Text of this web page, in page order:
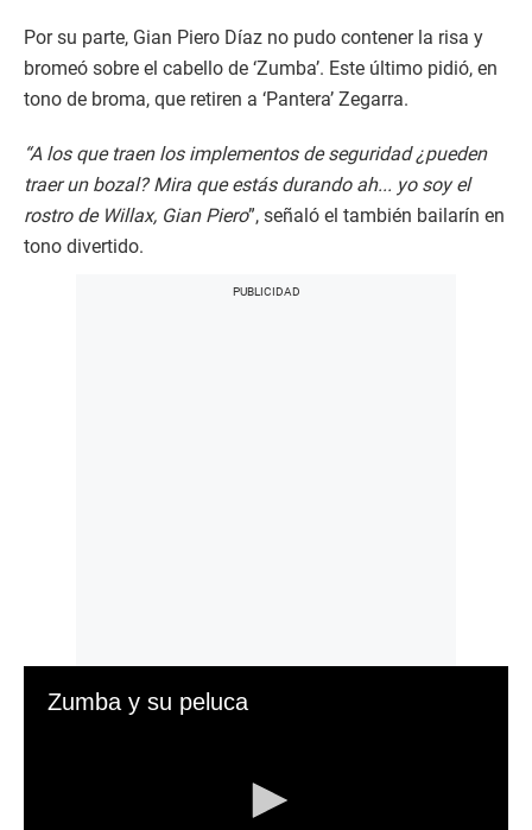
Por su parte, Gian Piero Díaz no pudo contener la risa y
bromeó sobre el cabello de ‘Zumba’. Este último pidió, en
tono de broma, que retiren a ‘Pantera’ Zegarra.
“A los que traen los implementos de seguridad ¿pueden
traer un bozal? Mira que estás durando ah... yo soy el
rostro de Willax, Gian Piero”, señaló el también bailarín en
tono divertido.
Zumba y su peluca